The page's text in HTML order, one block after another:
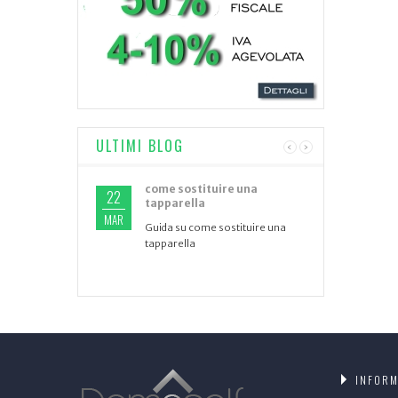
ULTIMI BLOG ‹ ›
22
MAR
come sostituire una
tapparella
Guida su come sostituire una
tapparella